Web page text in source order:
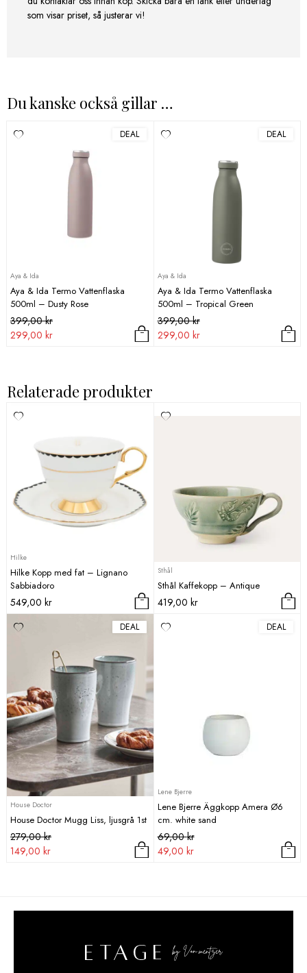
som visar priset, så justerar vi!
Du kanske också gillar …
DEAL
Aya & Ida
Aya & Ida Termo Vattenflaska
500ml – Dusty Rose
399,00kr
Det
ursprungliga
299,00 kr
Det
nuvarande
DEAL
Aya & Ida
Aya & Ida Termo Vattenflaska
500ml – Tropical Green
399,00kr
Det
ursprungliga
299,00 kr
Det
nuvarande
Relaterade produkter
Hilke
Hilke Kopp med fat – Lignano
Sabbiadoro
549,00 kr
Sthål
Sthål Kaffekopp – Antique
419,00 kr
DEAL
House Doctor
House Doctor Mugg Liss, ljusgrå 1st
279,00kr
Det
ursprungliga
149,00 kr
Det
nuvarande
DEAL
Lene Bjerre
Lene Bjerre Äggkopp Amera Ø6
cm. white sand
69,00kr
Det
ursprungliga
49,00 kr
Det
nuvarande